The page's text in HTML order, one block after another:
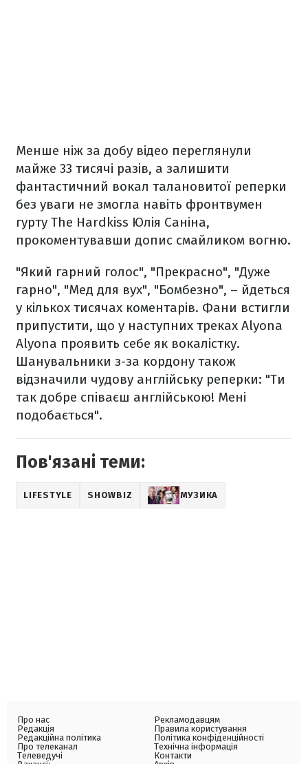
Менше ніж за добу відео переглянули
майже 33 тисячі разів, а залишити
фантастичний вокал талановитої реперки
без уваги не змогла навіть фронтвумен
гурту The Hardkiss Юлія Саніна,
прокоментувавши допис смайликом вогню.
"Який гарний голос", "Прекрасно", "Дуже
гарно", "Мед для вух", "Бомбезно", – йдеться
у кількох тисячах коментарів. Фани встигли
припустити, що у наступних треках Alyona
Alyona проявить себе як вокалістку.
Шанувальники з-за кордону також
відзначили чудову англійську реперки: "Ти
так добре співаєш англійською! Мені
подобається".
Пов'язані теми:
LIFESTYLE SHOWBIZ МУЗИКА
Про нас
Редакція
Редакційна політика
Про телеканал
Телеведучі
Рекламодавцям
Правила користування
Політика конфіденційності
Технічна інформація
Контакти